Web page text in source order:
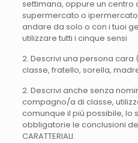
settimana, oppure un centro
supermercato o
andare da solo o con i tuoi
utilizzare tutti i cinque sensi
2. Descrivi una persona
classe, fratello, sorella,
2. Descrivi anche senza
compagno/a di classe,
comunque il più possibile, lo
obbligatorie le conclusioni
CARATTERIALI.